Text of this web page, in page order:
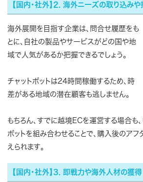
【国内・社外】2. 海外ニーズの取り込み
海外展開を目指す企業は、問合せ履歴をも
とに、自社の製品やサービスがどの国や地
域で人気があるか把握できるでしょう。
チャットボットは24時間稼働するため、時
差がある地域の潜在顧客も逃しません。
もちろん、すでに越境ECを運営する場合も
ボットを組み合わせることで、購入後のア
えられます。
【国内・社外】3. 即戦力や海外人材の獲得